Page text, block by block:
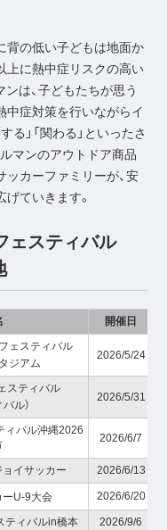
背の低い子どもは地面か
上に熱中症リスクの高い
は、子どもたちが思う
中症対策を行いながらイ
る」「関わる」といったさ
マンのアウトドア商品
ッカーファミリーが、安
ていきます。
ェスティバル
開催日
ェスティバル
ジアム
2026/5/24
スティバル
ル）
2026/5/31
ィバル沖縄2026
2026/6/7
ョイサッカー 2026/6/13
ーU-9大会 2026/6/20
ティバルin橋本 2026/9/6